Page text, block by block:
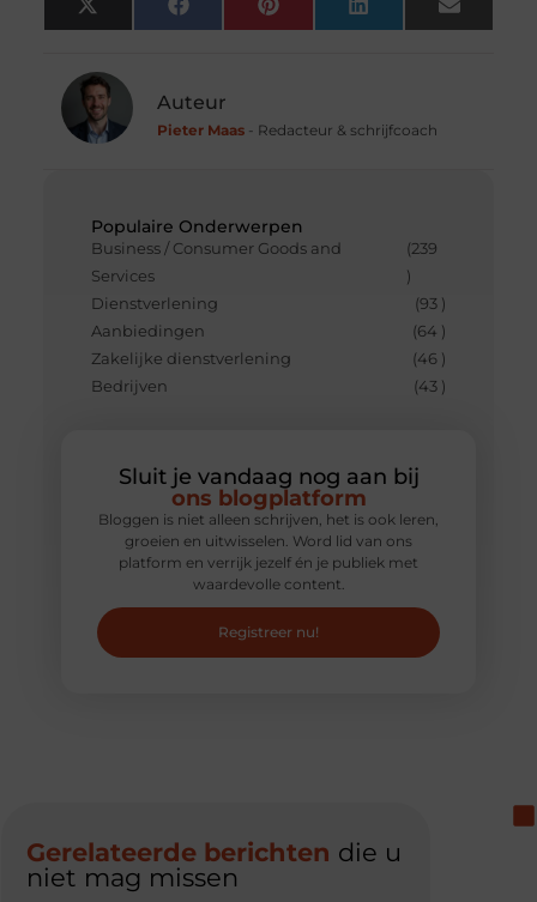
Populaire Onderwerpen
Business / Consumer Goods and
Services
(239
)
Dienstverlening
(93 )
Aanbiedingen
(64 )
Zakelijke dienstverlening
(46 )
Bedrijven
(43 )
Sluit je vandaag nog aan bij
ons blogplatform
Bloggen is niet alleen schrijven, het is ook leren,
groeien en uitwisselen. Word lid van ons
platform en verrijk jezelf én je publiek met
waardevolle content.
Registreer nu!
X
(Twitter)
FacebookPinterest LinkedIn Email
Auteur
Pieter Maas- Redacteur & schrijfcoach
Gerelateerde berichten die u
niet mag missen